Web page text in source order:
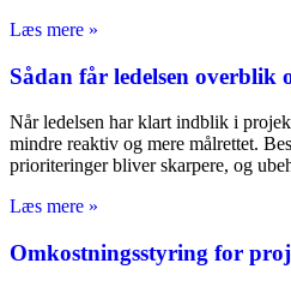
Læs mere »
Sådan får ledelsen overblik
Når ledelsen har klart indblik i
mindre reaktiv og mere målrettet.
prioriteringer bliver skarpere, og
Læs mere »
Omkostningsstyring for